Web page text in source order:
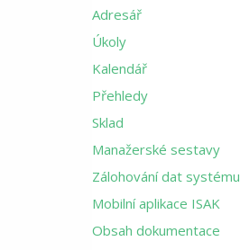
Adresář
Úkoly
Kalendář
Přehledy
Sklad
Manažerské sestavy
Zálohování dat systému
Mobilní aplikace ISAK
Obsah dokumentace